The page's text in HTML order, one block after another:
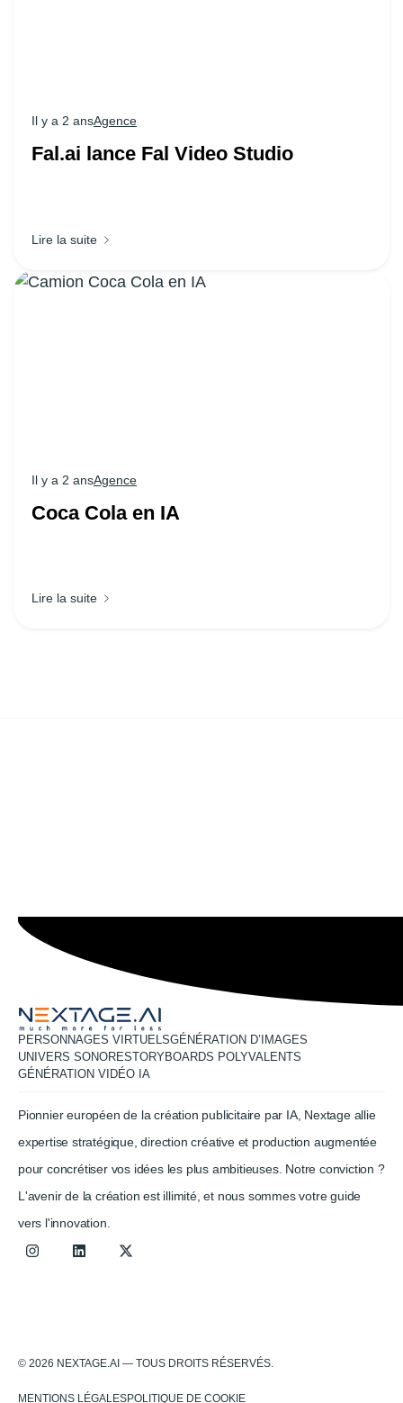
Il y a 2 ansAgence
Fal.ai lance Fal Video Studio
Lire la suite
Il y a 2 ansAgence
Coca Cola en IA
Lire la suite
PERSONNAGES VIRTUELSGÉNÉRATION D’IMAGES
UNIVERS SONORESTORYBOARDS POLYVALENTS
GÉNÉRATION VIDÉO IA
Pionnier européen de la création publicitaire par IA, Nextage allie
expertise stratégique, direction créative et production augmentée
pour concrétiser vos idées les plus ambitieuses. Notre conviction ?
L'avenir de la création est illimité, et nous sommes votre guide
vers l'innovation.
© 2026 NEXTAGE.AI — TOUS DROITS RÉSERVÉS.
MENTIONS LÉGALESPOLITIQUE DE COOKIE